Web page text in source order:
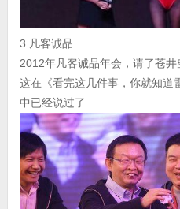
3.凡客诚品
2012年凡客诚品年会，请了苍井
这在《看完这几件事，你就知道
中已经说过了